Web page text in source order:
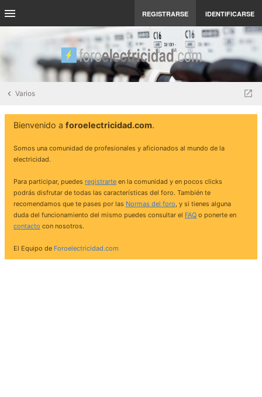
REGISTRARSE IDENTIFICARSE
Varios
Bienvenido a foroelectricidad.com.
Somos una comunidad de profesionales y aficionados al mundo de la
electricidad.
Para participar, puedes registrarte en la comunidad y en pocos clicks
podrás disfrutar de todas las características del foro. También te
recomendamos que te pases por las Normas del foro, y si tienes alguna
duda del funcionamiento del mismo puedes consultar el FAQ o ponerte en
contacto con nosotros.
El Equipo de Foroelectricidad.com